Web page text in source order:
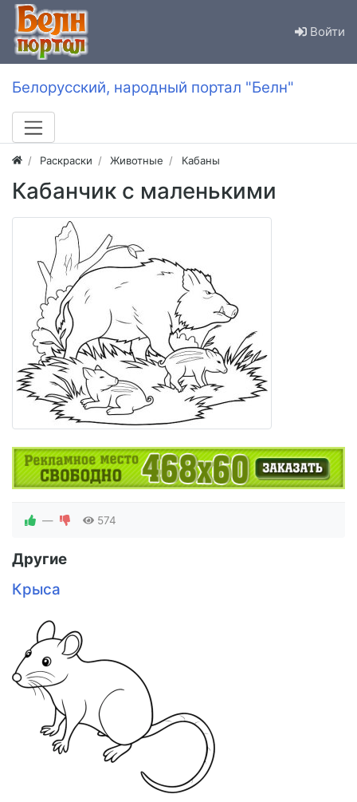
Войти
Белорусский, народный портал "Белн"
Раскраски Животные Кабаны
Кабанчик с маленькими
— 574
Другие
Крыса